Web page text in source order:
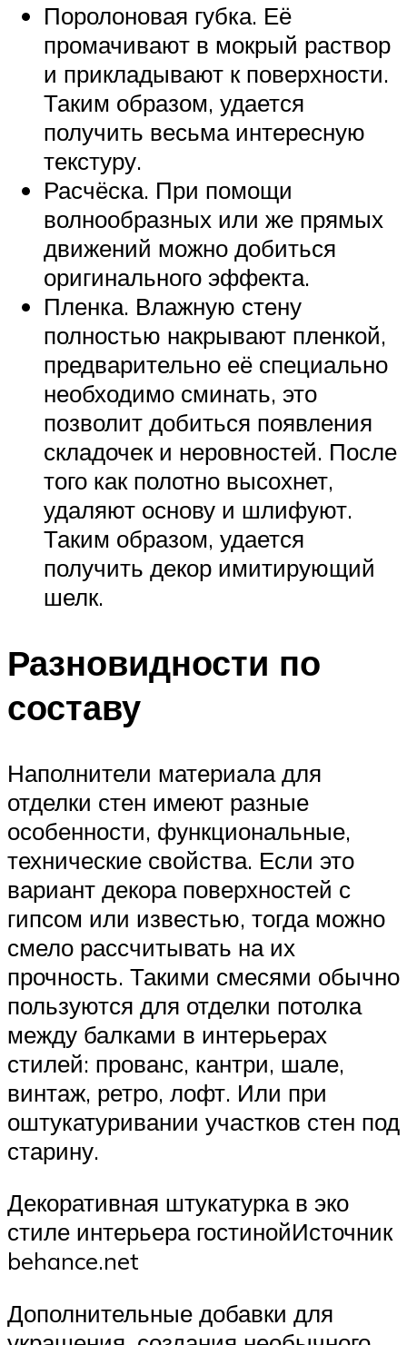
Поролоновая губка. Её
промачивают в мокрый раствор
и прикладывают к поверхности.
Таким образом, удается
получить весьма интересную
текстуру.
Расчёска. При помощи
волнообразных или же прямых
движений можно добиться
оригинального эффекта.
Пленка. Влажную стену
полностью накрывают пленкой,
предварительно её специально
необходимо сминать, это
позволит добиться появления
складочек и неровностей. После
того как полотно высохнет,
удаляют основу и шлифуют.
Таким образом, удается
получить декор имитирующий
шелк.
Разновидности по
составу
Наполнители материала для
отделки стен имеют разные
особенности, функциональные,
технические свойства. Если это
вариант декора поверхностей с
гипсом или известью, тогда можно
смело рассчитывать на их
прочность. Такими смесями обычно
пользуются для отделки потолка
между балками в интерьерах
стилей: прованс, кантри, шале,
винтаж, ретро, лофт. Или при
оштукатуривании участков стен под
старину.
Декоративная штукатурка в эко
стиле интерьера гостинойИсточник
behance.net
Дополнительные добавки для